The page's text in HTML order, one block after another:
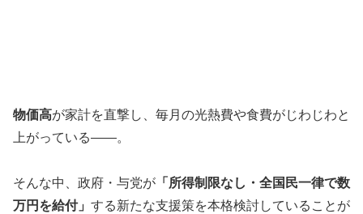
物価高が家計を直撃し、毎月の光熱費や食費がじわじわと
上がっている――。
そんな中、政府・与党が 「所得制限なし・全国民一律で数
万円を給付」 する新たな支援策を本格検討していることが